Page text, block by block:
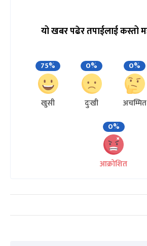
यो खबर पढेर तपाईलाई कस्तो
75%
खुसी
0%
दुःखी
0%
अचम्मित
0%
आक्रोशित